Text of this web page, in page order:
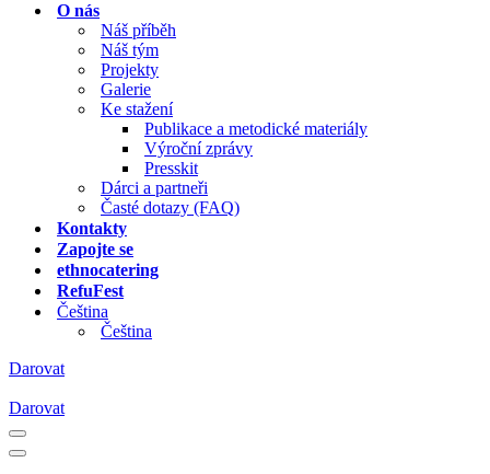
O nás
Náš příběh
Náš tým
Projekty
Galerie
Ke stažení
Publikace a metodické materiály
Výroční zprávy
Presskit
Dárci a partneři
Časté dotazy (FAQ)
Kontakty
Zapojte se
ethnocatering
RefuFest
Čeština
Čeština
Darovat
Darovat
Navigační
menu
Navigační